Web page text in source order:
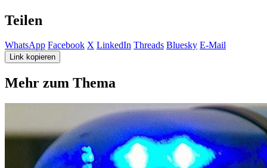
Teilen
WhatsApp Facebook X LinkedIn Threads Bluesky E-Mail
Link kopieren
Mehr zum Thema